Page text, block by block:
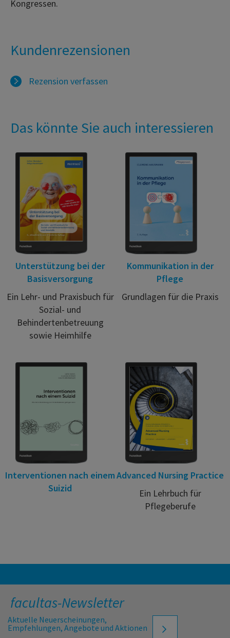
Kongressen.
Kundenrezensionen
Rezension verfassen
Das könnte Sie auch interessieren
Unterstützung bei der
Basisversorgung
Ein Lehr- und Praxisbuch für
Sozial- und
Behindertenbetreuung
sowie Heimhilfe
Kommunikation in der
Pflege
Grundlagen für die Praxis
Interventionen nach einem
Suizid
Advanced Nursing Practice
Ein Lehrbuch für
Pflegeberufe
facultas-Newsletter
Aktuelle Neuerscheinungen,
Empfehlungen, Angebote und Aktionen